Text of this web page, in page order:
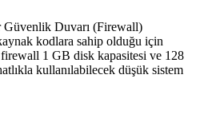
Güvenlik Duvarı (Firewall)
kodlara sahip olduğu için
firewall 1 GB disk kapasitesi ve 128
kullanılabilecek düşük sistem